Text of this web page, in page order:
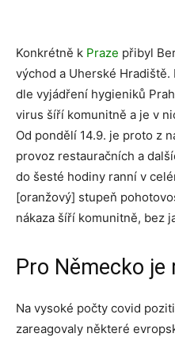
Konkrétně k Praze přibyl
východ a Uherské
dle vyjádření hygieniků
virus šíří komunitně a je v
Od pondělí 14.9. je proto z
provoz restauračních a
do šesté hodiny ranní v
[oranžový] stupeň
nákaza šíří komunitně, bez
Pro Německo je
Na vysoké počty covid
zareagovaly některé